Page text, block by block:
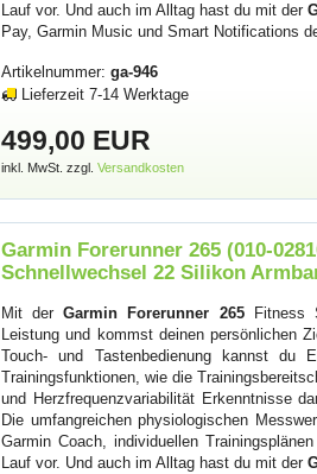
Lauf vor. Und auch im Alltag hast du mit der
Pay, Garmin Music und Smart Notifications
Artikelnummer:ga-946
Lieferzeit 7-14 Werktage
499,00 EUR
inkl. MwSt. zzgl.Versandkosten
Garmin Forerunner 265 (010-
Schnellwechsel 22 Silikon
Mit derGarmin Forerunner 265Fitness
Leistung und kommst deinen persönlichen
Touch- und Tastenbedienung kannst du
Trainingsfunktionen, wie die
und Herzfrequenzvariabilität Erkenntnisse
Die umfangreichen physiologischen
Garmin Coach, individuellen
Lauf vor. Und auch im Alltag hast du mit der